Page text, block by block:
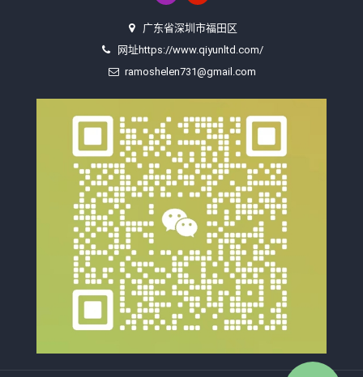
广东省深圳市福田区
网址https://www.qiyunltd.com/
ramoshelen731@gmail.com